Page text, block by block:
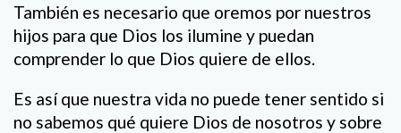
También es necesario que oremos por nuestros
hijos para que Dios los ilumine y puedan
comprender lo que Dios quiere de ellos.
Es así que nuestra vida no puede tener sentido si
no sabemos qué quiere Dios de nosotros y sobre